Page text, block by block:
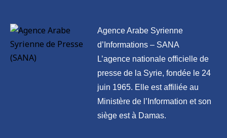
Agence Arabe Syrienne
d’Informations – SANA
L’agence nationale officielle de
presse de la Syrie, fondée le 24
juin 1965. Elle est affiliée au
Ministère de l’Information et son
siège est à Damas.